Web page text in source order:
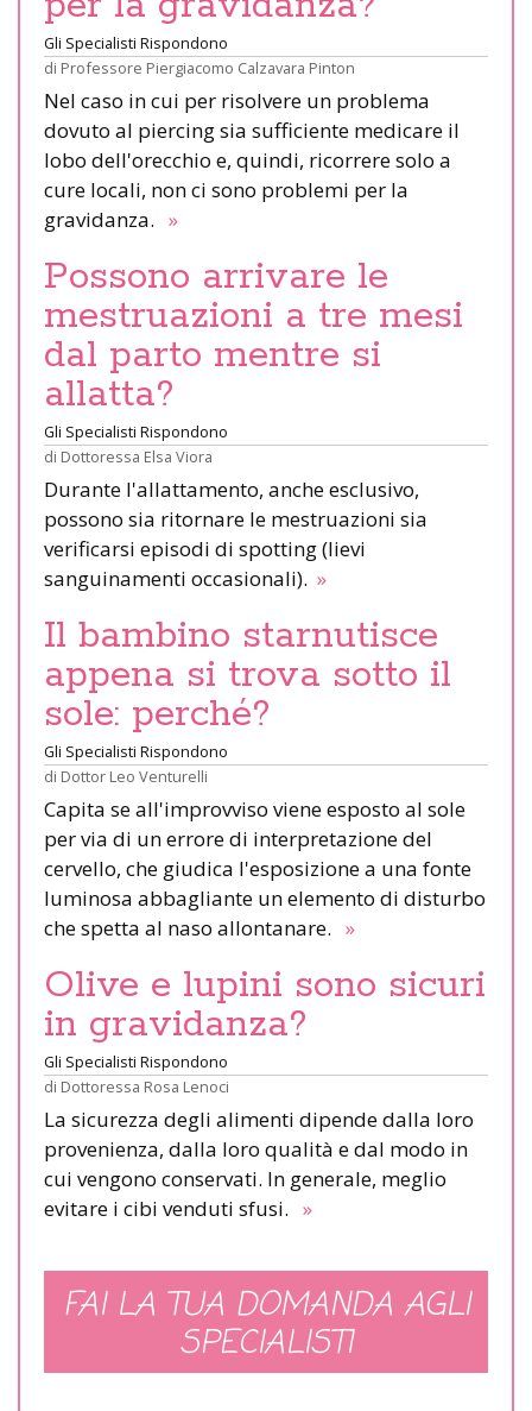
Gli Specialisti Rispondono
di Professore Piergiacomo Calzavara Pinton
Nel caso in cui per risolvere un problema
dovuto al piercing sia sufficiente medicare il
lobo dell'orecchio e, quindi, ricorrere solo a
cure locali, non ci sono problemi per la
gravidanza. »
Possono arrivare le
mestruazioni a tre mesi
dal parto mentre si
allatta?
Gli Specialisti Rispondono
di Dottoressa Elsa Viora
Durante l'allattamento, anche esclusivo,
possono sia ritornare le mestruazioni sia
verificarsi episodi di spotting (lievi
sanguinamenti occasionali). »
Il bambino starnutisce
appena si trova sotto il
sole: perché?
Gli Specialisti Rispondono
di Dottor Leo Venturelli
Capita se all'improvviso viene esposto al sole
per via di un errore di interpretazione del
cervello, che giudica l'esposizione a una fonte
luminosa abbagliante un elemento di disturbo
che spetta al naso allontanare. »
Olive e lupini sono sicuri
in gravidanza?
Gli Specialisti Rispondono
di Dottoressa Rosa Lenoci
La sicurezza degli alimenti dipende dalla loro
provenienza, dalla loro qualità e dal modo in
cui vengono conservati. In generale, meglio
evitare i cibi venduti sfusi. »
FAI LA TUA DOMANDA AGLI
SPECIALISTI